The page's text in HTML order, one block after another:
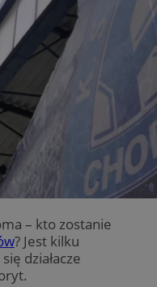
– kto zostanie
? Jest kilku
działacze